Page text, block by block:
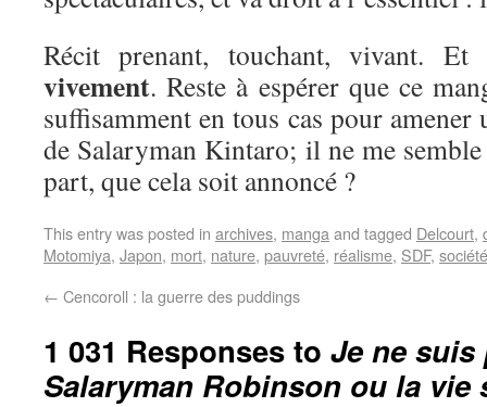
Récit prenant, touchant, vivant.
vivement. Reste à espérer que ce
suffisamment en tous cas pour
de Salaryman Kintaro; il ne me
part, que cela soit annoncé ?
This entry was posted in archives, manga and tagged Delcourt,
Motomiya, Japon, mort, nature, pauvreté, réalisme, SDF, société
← Cencoroll : la guerre des puddings
1 031 Responses to Je ne suis
Salaryman Robinson ou la vie